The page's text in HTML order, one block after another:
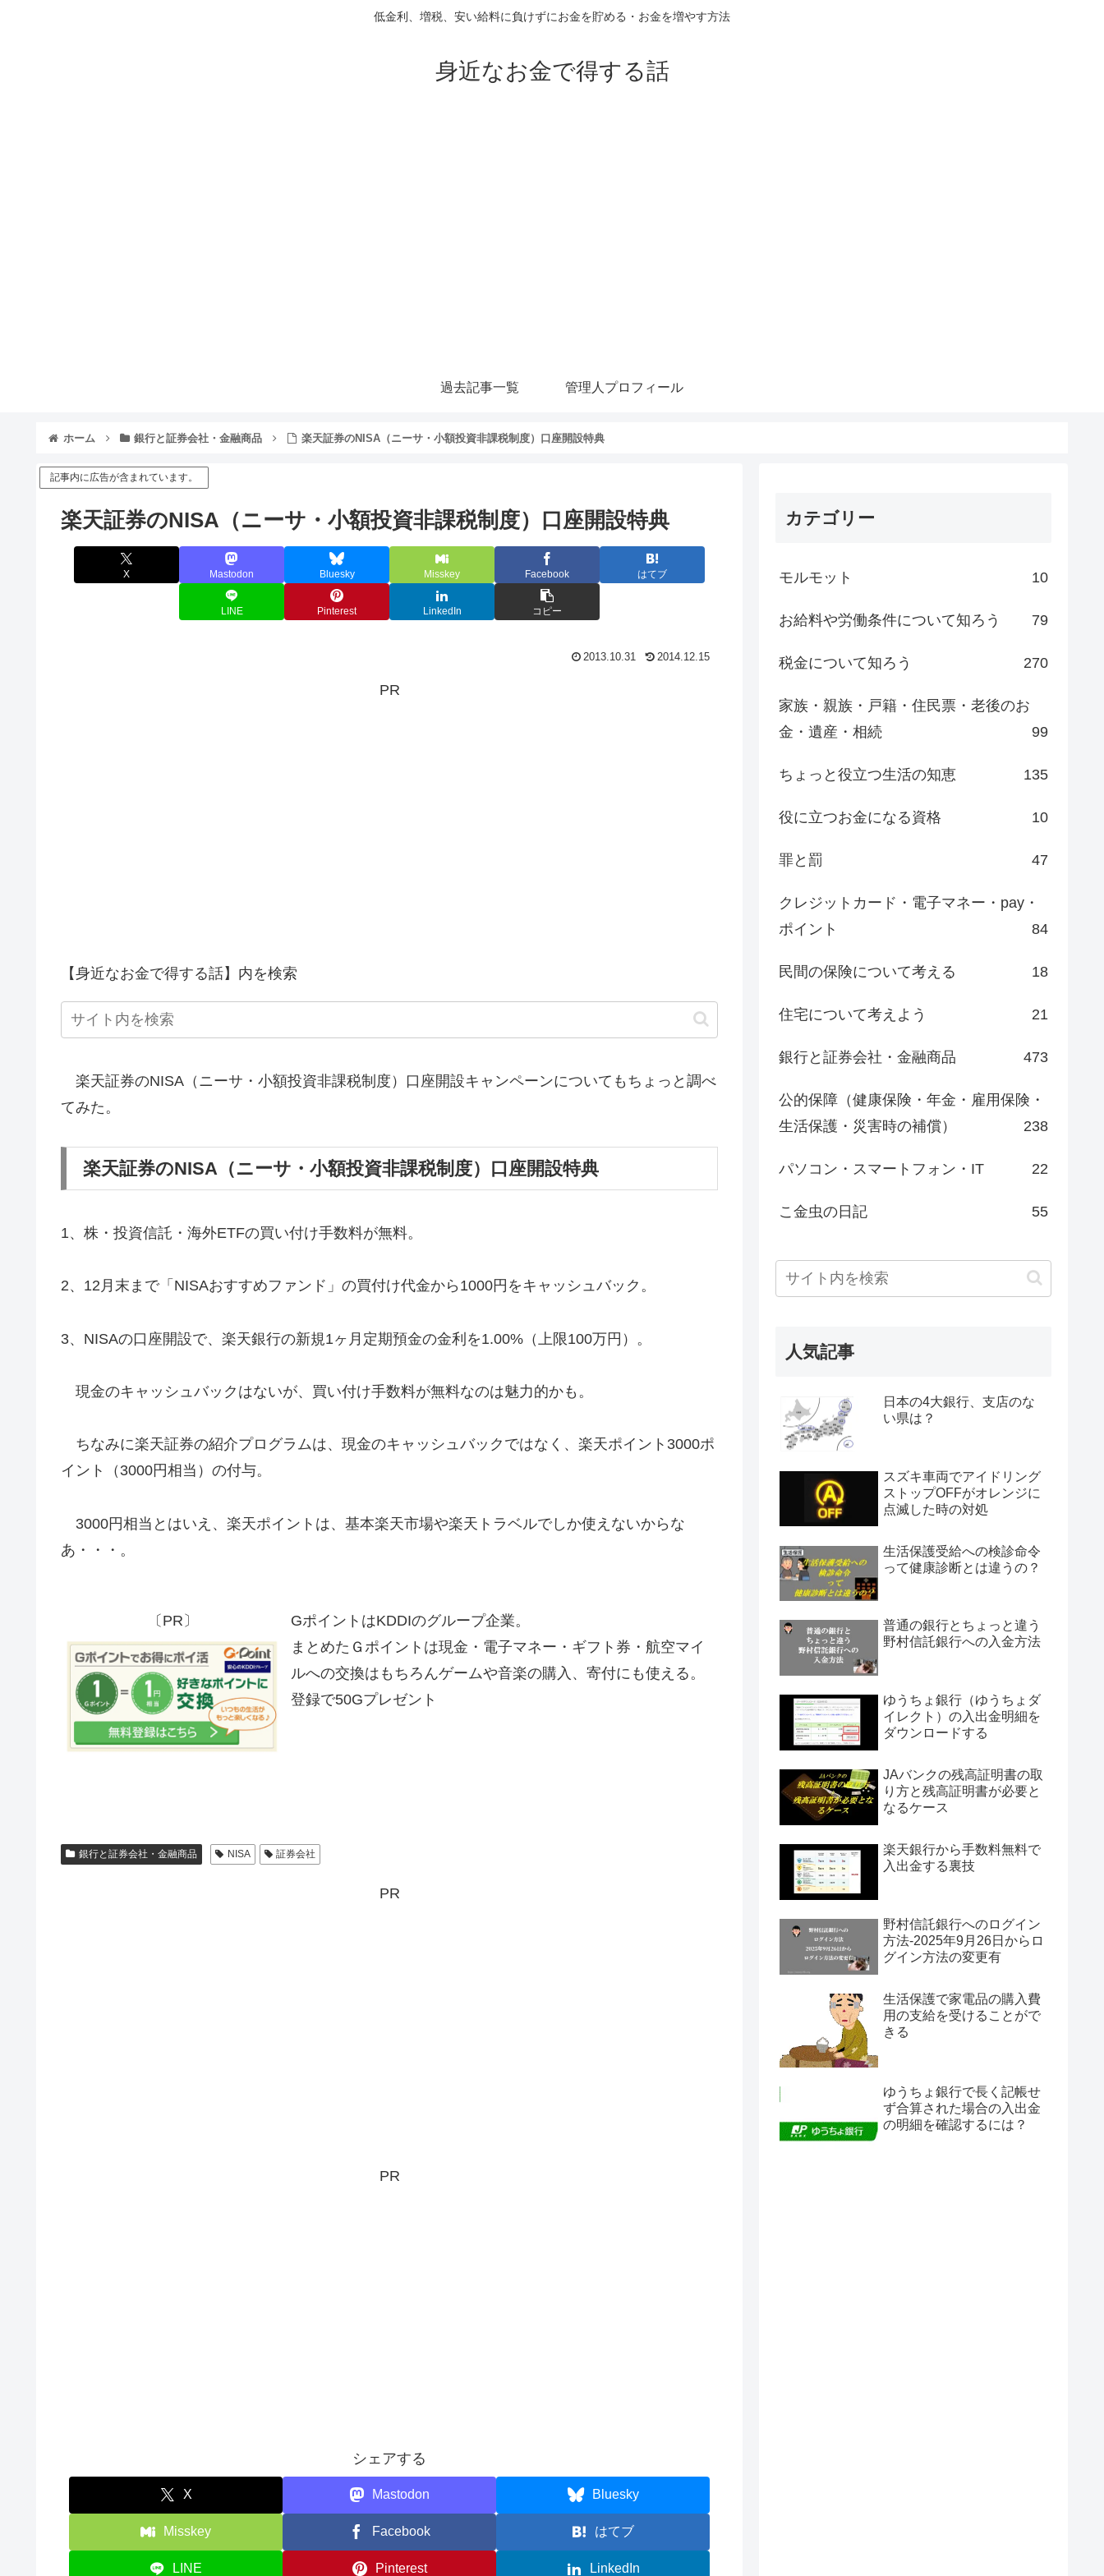
低金利、増税、安い給料に負けずにお金を貯める・お金を増やす方法
身近なお金で得する話
過去記事一覧 管理人プロフィール
ホーム 銀行と証券会社・金融商品 楽天証券のNISA（ニーサ・小額投資非課税制度）口座開設特典
記事内に広告が含まれています。
楽天証券のNISA（ニーサ・小額投資非課税制度）口座開設特典
X Mastodon Bluesky Misskey Facebook はてブ
LINE Pinterest LinkedIn コピー
2013.10.31 2014.12.15
PR
【身近なお金で得する話】内を検索
楽天証券のNISA（ニーサ・小額投資非課税制度）口座開設キャンペーンについてもちょっと調べ
てみた。
楽天証券のNISA（ニーサ・小額投資非課税制度）口座開設特典
1、株・投資信託・海外ETFの買い付け手数料が無料。
2、12月末まで「NISAおすすめファンド」の買付け代金から1000円をキャッシュバック。
3、NISAの口座開設で、楽天銀行の新規1ヶ月定期預金の金利を1.00%（上限100万円）。
現金のキャッシュバックはないが、買い付け手数料が無料なのは魅力的かも。
ちなみに楽天証券の紹介プログラムは、現金のキャッシュバックではなく、楽天ポイント3000ポ
イント（3000円相当）の付与。
3000円相当とはいえ、楽天ポイントは、基本楽天市場や楽天トラベルでしか使えないからな
あ・・・。
〔PR〕
GポイントはKDDIのグループ企業。
まとめたＧポイントは現金・電子マネー・ギフト券・航空マイ
ルへの交換はもちろんゲームや音楽の購入、寄付にも使える。
登録で50Gプレゼント
銀行と証券会社・金融商品 NISA 証券会社
PR
PR
シェアする
X Mastodon Bluesky
Misskey Facebook はてブ
LINE Pinterest LinkedIn
カテゴリー
モルモット 10
お給料や労働条件について知ろう 79
税金について知ろう 270
家族・親族・戸籍・住民票・老後のお
金・遺産・相続
99
ちょっと役立つ生活の知恵 135
役に立つお金になる資格 10
罪と罰 47
クレジットカード・電子マネー・pay・
ポイント
84
民間の保険について考える 18
住宅について考えよう 21
銀行と証券会社・金融商品 473
公的保障（健康保険・年金・雇用保険・
生活保護・災害時の補償）
238
パソコン・スマートフォン・IT 22
こ金虫の日記 55
人気記事
日本の4大銀行、支店のな
い県は？
スズキ車両でアイドリング
ストップOFFがオレンジに
点滅した時の対処
生活保護受給への検診命令
って健康診断とは違うの？
普通の銀行とちょっと違う
野村信託銀行への入金方法
ゆうちょ銀行（ゆうちょダ
イレクト）の入出金明細を
ダウンロードする
JAバンクの残高証明書の取
り方と残高証明書が必要と
なるケース
楽天銀行から手数料無料で
入出金する裏技
野村信託銀行へのログイン
方法-2025年9月26日からロ
グイン方法の変更有
生活保護で家電品の購入費
用の支給を受けることがで
きる
ゆうちょ銀行で長く記帳せ
ず合算された場合の入出金
の明細を確認するには？